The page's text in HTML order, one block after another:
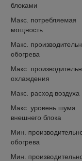
блоками
Макс. потребляемая
мощность
Макс.
обогрева
Макс.
охлаждения
Макс. расход воздуха
Макс. уровень шума
внешнего блока
Мин.
обогрева
Мин.